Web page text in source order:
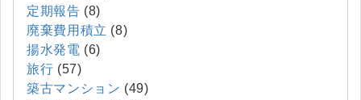
定期報告 (8)
廃棄費用積立 (8)
揚水発電 (6)
旅行 (57)
築古マンション (49)